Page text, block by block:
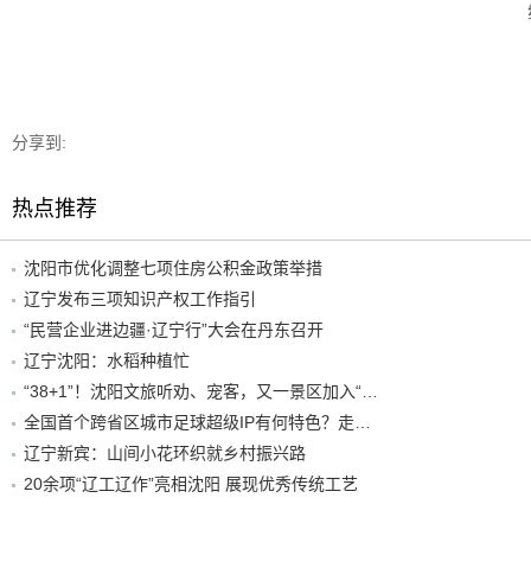
分享到:
热点推荐
沈阳市优化调整七项住房公积金政策举措
辽宁发布三项知识产权工作指引
“民营企业进边疆·辽宁行”大会在丹东召开
辽宁沈阳：水稻种植忙
辽宁新宾：山间小花环织就乡村振兴路
20余项“辽工辽作”亮相沈阳 展现优秀传统工艺